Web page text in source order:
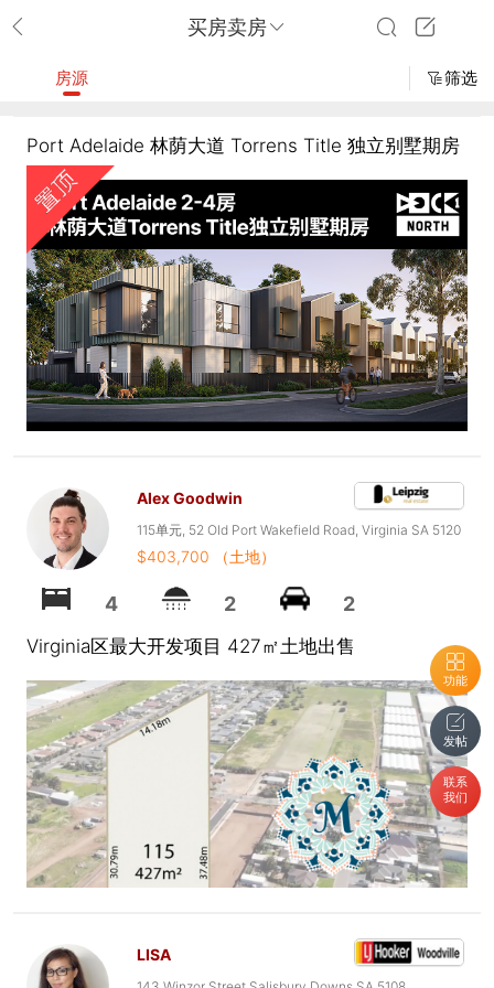
买房卖房
功能
发帖
联系
我们
房源 筛选
Port Adelaide 林荫大道 Torrens Title 独立别墅期房
Alex Goodwin
115单元, 52 Old Port Wakefield Road, Virginia SA 5120
$403,700 （土地）
4 2 2
Virginia区最大开发项目 427㎡土地出售
LISA